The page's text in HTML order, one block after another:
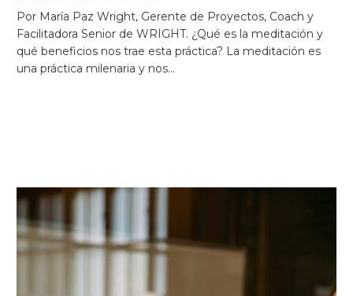
Por María Paz Wright, Gerente de Proyectos, Coach y
Facilitadora Senior de WRIGHT. ¿Qué es la meditación y
qué beneficios nos trae esta práctica? La meditación es
una práctica milenaria y nos…